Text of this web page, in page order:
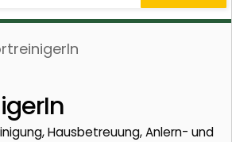
Hausbetreuung, Anlern- und